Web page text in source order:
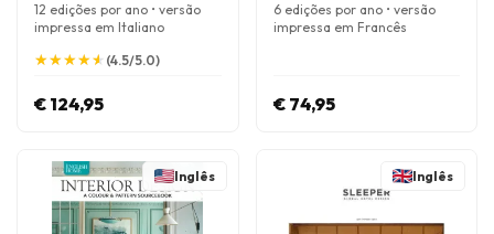
12 edições por ano • versão
impressa em Italiano
★
★★
★★
★★
★★
★ (4.5/5.0)
€ 124,95
6 edições por ano • versão
impressa em Francês
€ 74,95
Inglês Inglês